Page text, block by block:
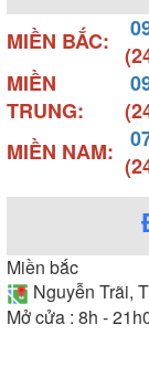
MIỀN BẮC:
MIỀN
TRUNG:
MIỀN NAM:
Miền bắc
Nguyễn Trãi,
Mở cửa : 8h -